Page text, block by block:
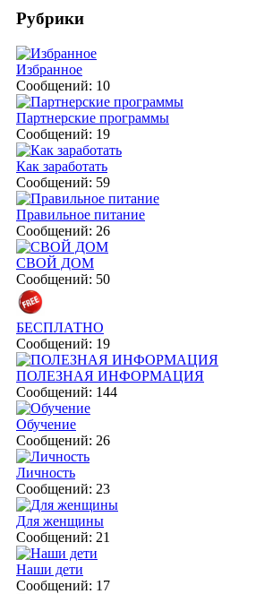
Рубрики
Избранное
Сообщений: 10
Партнерские программы
Сообщений: 19
Как заработать
Сообщений: 59
Правильное питание
Сообщений: 26
СВОЙ ДОМ
Сообщений: 50
БЕСПЛАТНО
Сообщений: 19
ПОЛЕЗНАЯ ИНФОРМАЦИЯ
Сообщений: 144
Обучение
Сообщений: 26
Личность
Сообщений: 23
Для женщины
Сообщений: 21
Наши дети
Сообщений: 17